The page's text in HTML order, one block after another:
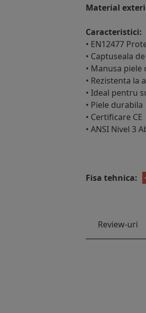
Material
Caracteristici:
• EN12477
• Captuseala
• Manusa
• Rezistenta la
• Ideal pentru
• Piele durabila
• Certificare CE
• ANSI Nivel 3
Fisa tehnica:
Review-uri